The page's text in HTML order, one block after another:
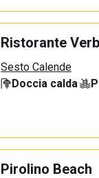
Ristorante
Sesto Calende
Doccia calda·
Pirolino Beach